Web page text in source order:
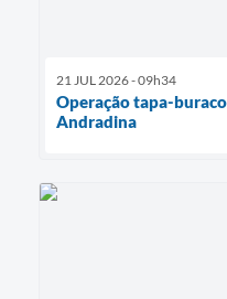
21 JUL 2026 - 09h34
Operação tapa-
Andradina